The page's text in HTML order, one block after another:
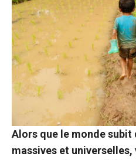
Alors que le monde
massives et universelles,